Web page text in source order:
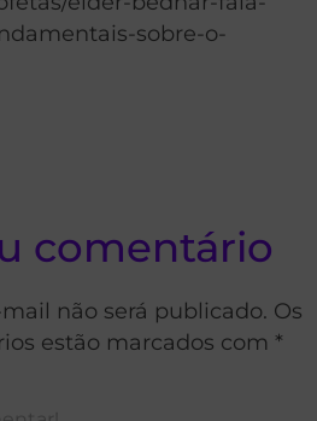
sobre-o-
comentário
não será publicado. Os
estão marcados com *